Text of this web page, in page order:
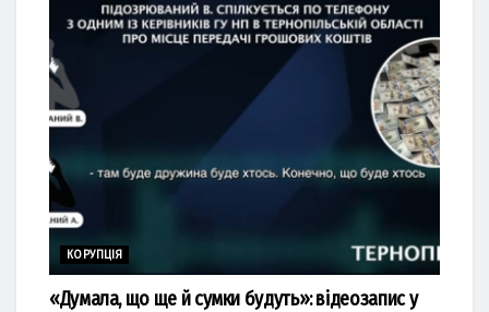
КОРУПЦІЯ
«Думала, що ще й сумки будуть»: відеозапис у